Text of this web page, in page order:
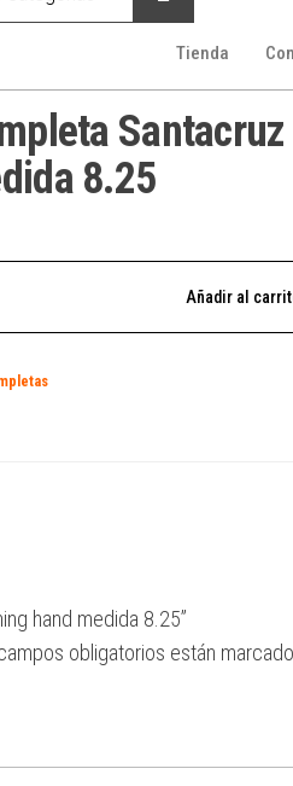
Tienda
8.25
Añadir al
hand medida 8.25”
obligatorios están